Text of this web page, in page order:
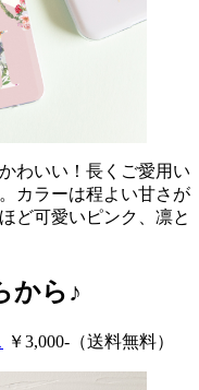
わいい！長くご愛用い
カラーは程よい甘さが
ど可愛いピンク、凛と
から♪
￥3,000-（送料無料）